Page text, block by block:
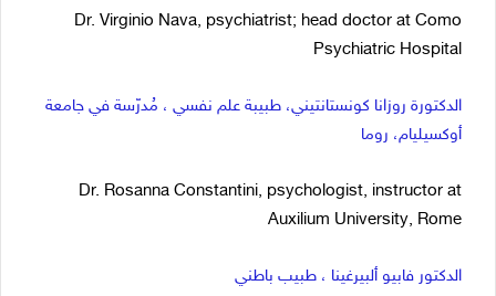
Dr. Virginio Nava, psychiatrist; head doctor at Como
Psychiatric Hospital
الدكتورة روزانا كونستانتيني، طبيبة علم نفسي ، مُدرّسة في جامعة
أوكسيليام، روما
Dr. Rosanna Constantini, psychologist, instructor at
Auxilium University, Rome
الدكتور فابيو ألبيرغينا ، طبيب باطني